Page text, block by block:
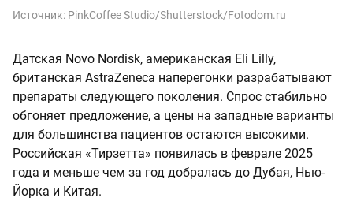
Источник: PinkCoffee Studio/Shutterstock/Fotodom.ru
Датская Novo Nordisk, американская Eli Lilly,
британская AstraZeneca наперегонки разрабатывают
препараты следующего поколения. Спрос стабильно
обгоняет предложение, а цены на западные варианты
для большинства пациентов остаются высокими.
Российская «Тирзетта» появилась в феврале 2025
года и меньше чем за год добралась до Дубая, Нью-
Йорка и Китая.